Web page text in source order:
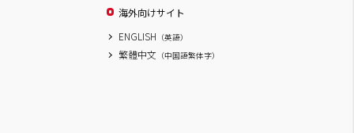
海外向けサイト
ENGLISH （英語）
繁體中文 （中国語繁体字）